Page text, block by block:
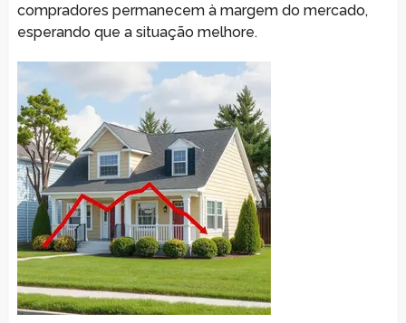
compradores permanecem à margem do mercado,
esperando que a situação melhore.